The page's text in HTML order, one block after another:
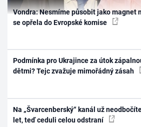
Vondra: Nesmíme působit jako magnet
se opřela do Evropské komise
Podmínka pro Ukrajince za útok
dětmi? Tejc zvažuje mimořádný zásah
Na „Švarcenberský“ kanál už
let, teď ceduli celou odstraní